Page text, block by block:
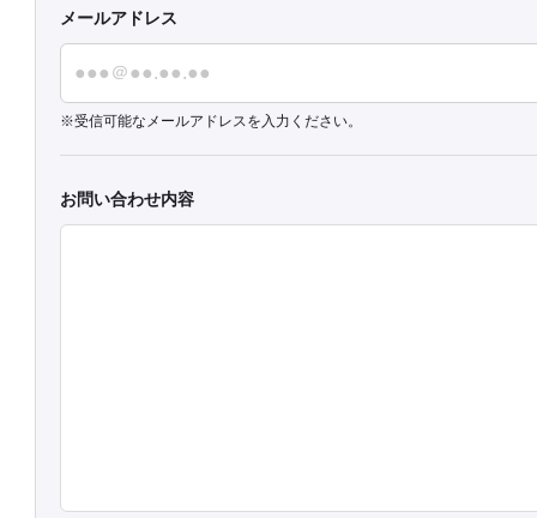
メールアドレス
受信可能なメールアドレスを入力ください。
お問い合わせ内容